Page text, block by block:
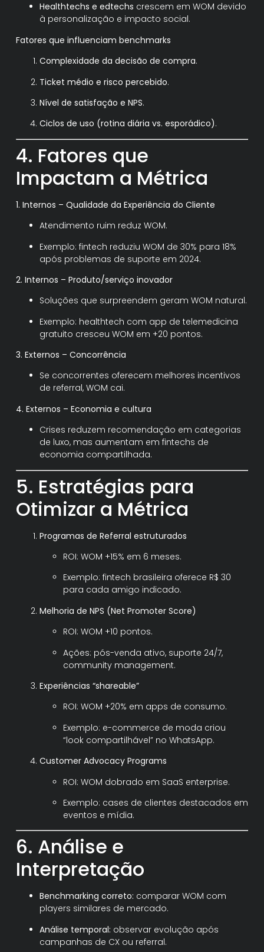
Healthtechs e edtechs crescem em WOM devido
à personalização e impacto social.
Fatores que influenciam benchmarks
Complexidade da decisão de compra.
Ticket médio e risco percebido.
Nível de satisfação e NPS.
Ciclos de uso (rotina diária vs. esporádico).
4. Fatores que
Impactam a Métrica
1. Internos – Qualidade da Experiência do Cliente
Atendimento ruim reduz WOM.
Exemplo: fintech reduziu WOM de 30% para 18%
após problemas de suporte em 2024.
2. Internos – Produto/serviço inovador
Soluções que surpreendem geram WOM natural.
Exemplo: healthtech com app de telemedicina
gratuito cresceu WOM em +20 pontos.
3. Externos – Concorrência
Se concorrentes oferecem melhores incentivos
de referral, WOM cai.
4. Externos – Economia e cultura
Crises reduzem recomendação em categorias
de luxo, mas aumentam em fintechs de
economia compartilhada.
5. Estratégias para
Otimizar a Métrica
Programas de Referral estruturados
ROI: WOM +15% em 6 meses.
Exemplo: fintech brasileira oferece R$ 30
para cada amigo indicado.
Melhoria de NPS (Net Promoter Score)
ROI: WOM +10 pontos.
Ações: pós-venda ativo, suporte 24/7,
community management.
Experiências “shareable”
ROI: WOM +20% em apps de consumo.
Exemplo: e-commerce de moda criou
“look compartilhável” no WhatsApp.
Customer Advocacy Programs
ROI: WOM dobrado em SaaS enterprise.
Exemplo: cases de clientes destacados em
eventos e mídia.
6. Análise e
Interpretação
Benchmarking correto: comparar WOM com
players similares de mercado.
Análise temporal: observar evolução após
campanhas de CX ou referral.